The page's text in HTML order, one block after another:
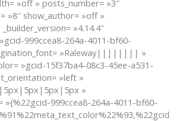
»off » posts_number= »3″
»8″ show_author= »off »
»4.14.4″
999ccea8-264a-4011-bf60-
»Raleway|||||||| »
»gcid-15f37ba4-08c3-45ee-a531-
»left »
»
»{%22gcid-999ccea8-264a-4011-bf60-